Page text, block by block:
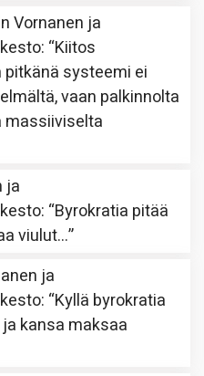
Vornanen ja
: “Kiitos
systeemi ei
vaan palkinnolta
massiiviselta
ja
: “Byrokratia pitää
viulut…”
ja
: “Kyllä byrokratia
kansa maksaa